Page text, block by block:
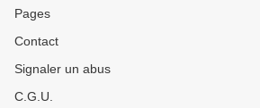
Pages
Contact
Signaler un abus
C.G.U.